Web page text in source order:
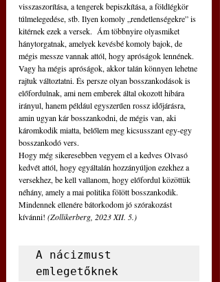
visszaszorítása, a tengerek bepiszkítása, a földlégkör
túlmelegedése, stb. Ilyen komoly „rendetlenségekre” is
kitérnek ezek a versek.  Ám többnyire olyasmiket
hánytorgatnak, amelyek kevésbé komoly bajok, de
mégis messze vannak attól, hogy apróságok lennének.
Vagy ha mégis apróságok, akkor talán könnyen lehetne
rajtuk változtatni. És persze olyan bosszankodások is
előfordulnak, ami nem emberek által okozott hibára
irányul, hanem például egyszerűen rossz időjárásra,
amin ugyan kár bosszankodni, de mégis van, aki
káromkodik miatta, belőlem meg kicsusszant egy-egy
bosszankodó vers.
Hogy még sikeresebben vegyem el a kedves Olvasó
kedvét attól, hogy egyáltalán hozzányúljon ezekhez a
versekhez, be kell vallanom, hogy előfordul közöttük
néhány, amely a mai politika fölött bosszankodik.
Mindennek ellenére bátorkodom jó szórakozást
kívánni! (Zollikerberg, 2023 XII. 5.)
A nácizmust
emlegetőknek